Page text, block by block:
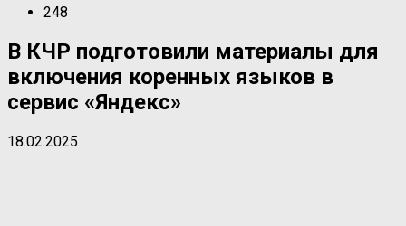
248
В КЧР подготовили материалы для
включения коренных языков в
сервис «Яндекс»
18.02.2025